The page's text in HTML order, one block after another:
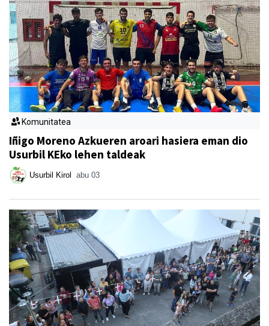
Komunitatea
Iñigo Moreno Azkueren aroari hasiera eman dio
Usurbil KEko lehen taldeak
Usurbil Kirol abu 03